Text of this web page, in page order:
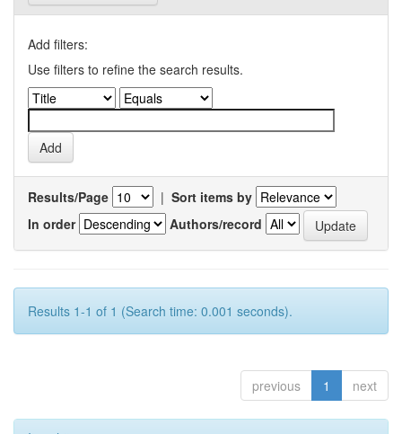
Add filters:
Use filters to refine the search results.
Results/Page | Sort items by
In order
Authors/record
Results 1-1 of 1 (Search time: 0.001 seconds).
previous 1 next